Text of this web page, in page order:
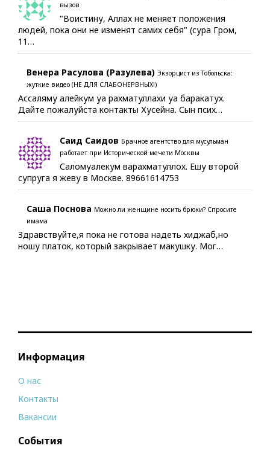
вызов
"Воистину, Аллах не меняет положения
людей, пока они не изменят самих себя" (сура Гром,
11…
Венера Расулова (Разулева) Экзорцист из Тобольска:
жуткие видео (НЕ ДЛЯ СЛАБОНЕРВНЫХ!)
Ассаляму алейкум уа рахматуллахи уа баракатух.
Дайте пожалуйста контакты Хусейна. Сын псих…
Саид Саидов Брачное агентство для мусульман
работает при Исторической мечети Москвы
Саломуалекум варахматуллох. Ешу второй
супруга я жеву в Москве. 89661614753
Саша Поснова Можно ли женщине носить брюки? Спросите
имама
Здравствуйте,я пока не готова надеть хиджаб,но
ношу платок, который закрывает макушку. Мог…
Информация
О нас
Контакты
Вакансии
События